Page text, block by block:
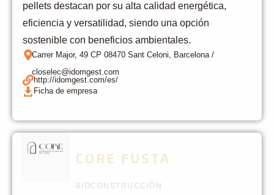
pellets destacan por su alta calidad energética,
eficiencia y versatilidad, siendo una opción
sostenible con beneficios ambientales.
Carrer Major, 49 CP 08470 Sant Celoni, Barcelona /
closelec@idomgest.com
http://idomgest.com/es/
Ficha de empresa
CORE FUSTA
BIOCONSTRUCCIÓN